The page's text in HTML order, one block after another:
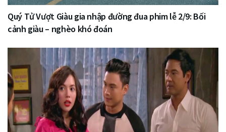
Quý Tử Vượt Giàu gia nhập đường đua phim lễ 2/9: Bối
cảnh giàu – nghèo khó đoán